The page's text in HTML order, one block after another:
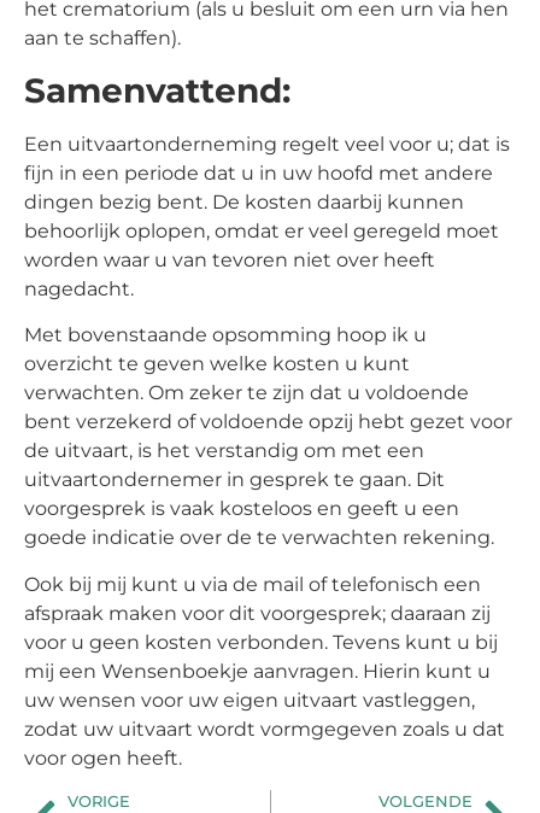
het crematorium (als u besluit om een urn via hen
aan te schaffen).
Samenvattend:
Een uitvaartonderneming regelt veel voor u; dat is
fijn in een periode dat u in uw hoofd met andere
dingen bezig bent. De kosten daarbij kunnen
behoorlijk oplopen, omdat er veel geregeld moet
worden waar u van tevoren niet over heeft
nagedacht.
Met bovenstaande opsomming hoop ik u
overzicht te geven welke kosten u kunt
verwachten. Om zeker te zijn dat u voldoende
bent verzekerd of voldoende opzij hebt gezet voor
de uitvaart, is het verstandig om met een
uitvaartondernemer in gesprek te gaan. Dit
voorgesprek is vaak kosteloos en geeft u een
goede indicatie over de te verwachten rekening.
Ook bij mij kunt u via de mail of telefonisch een
afspraak maken voor dit voorgesprek; daaraan zij
voor u geen kosten verbonden. Tevens kunt u bij
mij een Wensenboekje aanvragen. Hierin kunt u
uw wensen voor uw eigen uitvaart vastleggen,
zodat uw uitvaart wordt vormgegeven zoals u dat
voor ogen heeft.
VORIGE VOLGENDE